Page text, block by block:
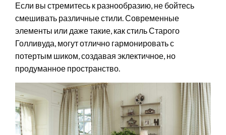
Если вы стремитесь к разнообразию, не бойтесь
смешивать различные стили. Современные
элементы или даже такие, как стиль Старого
Голливуда, могут отлично гармонировать с
потертым шиком, создавая эклектичное, но
продуманное пространство.